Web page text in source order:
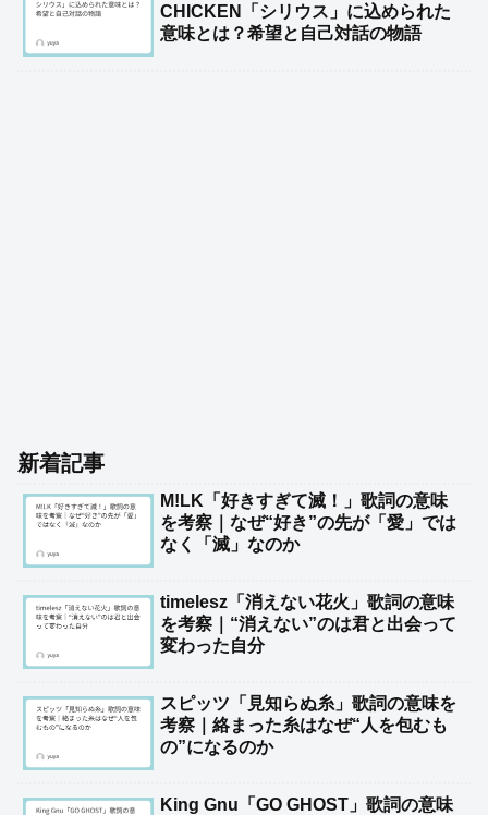
CHICKEN「シリウス」に込められた
意味とは？希望と自己対話の物語
新着記事
M!LK「好きすぎて滅！」歌詞の意味
を考察｜なぜ“好き”の先が「愛」では
なく「滅」なのか
timelesz「消えない花火」歌詞の意味
を考察｜“消えない”のは君と出会って
変わった自分
スピッツ「見知らぬ糸」歌詞の意味を
考察｜絡まった糸はなぜ“人を包むも
の”になるのか
King Gnu「GO GHOST」歌詞の意味